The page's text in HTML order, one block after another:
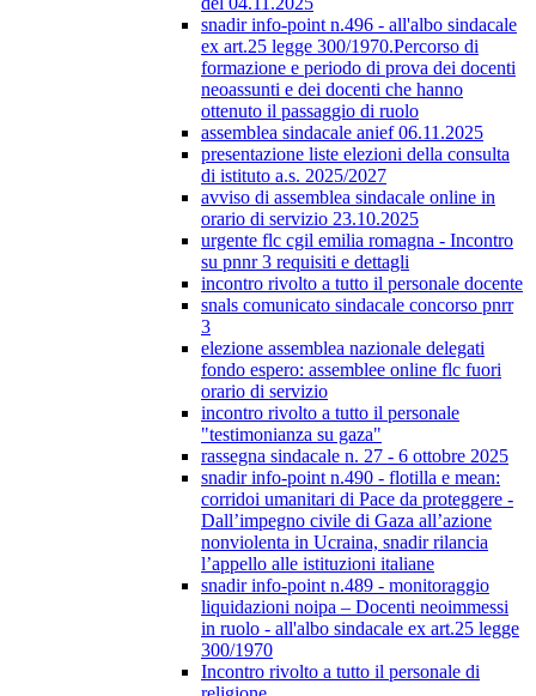
snadir info-point n.496 - all'albo sindacale
ex art.25 legge 300/1970.Percorso di
formazione e periodo di prova dei docenti
neoassunti e dei docenti che hanno
ottenuto il passaggio di ruolo
assemblea sindacale anief 06.11.2025
presentazione liste elezioni della consulta
di istituto a.s. 2025/2027
avviso di assemblea sindacale online in
orario di servizio 23.10.2025
urgente flc cgil emilia romagna - Incontro
su pnnr 3 requisiti e dettagli
incontro rivolto a tutto il personale docente
snals comunicato sindacale concorso pnrr
3
elezione assemblea nazionale delegati
fondo espero: assemblee online flc fuori
orario di servizio
incontro rivolto a tutto il personale
"testimonianza su gaza"
rassegna sindacale n. 27 - 6 ottobre 2025
snadir info-point n.490 - flotilla e mean:
corridoi umanitari di Pace da proteggere -
Dall’impegno civile di Gaza all’azione
nonviolenta in Ucraina, snadir rilancia
l’appello alle istituzioni italiane
snadir info-point n.489 - monitoraggio
liquidazioni noipa – Docenti neoimmessi
in ruolo - all'albo sindacale ex art.25 legge
300/1970
Incontro rivolto a tutto il personale di